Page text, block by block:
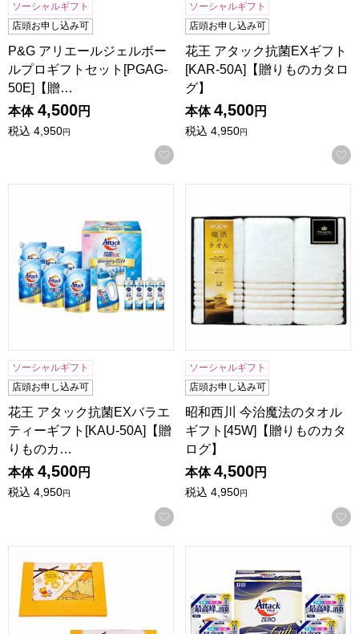
ソーシャルギフト
店頭お申し込み可
P&G アリエールジェルボー
ルプロギフトセット[PGAG-
50E]【贈…
本体 4,500円
税込 4,950円
お気に入りに登録する
ソーシャルギフト
店頭お申し込み可
花王 アタック抗菌EXギフト
[KAR-50A]【贈りものカタロ
グ】
本体 4,500円
税込 4,950円
ソーシャルギフト
店頭お申し込み可
花王 アタック抗菌EXバラエ
ティーギフト[KAU-50A]【贈
りものカ…
本体 4,500円
税込 4,950円
お気に入りに登録する
ソーシャルギフト
店頭お申し込み可
昭和西川 今治魔法のタオル
ギフト[45W]【贈りものカタ
ログ】
本体 4,500円
税込 4,950円